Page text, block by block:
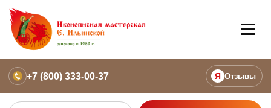
+7 (800) 333-00-37 Я Отзывы